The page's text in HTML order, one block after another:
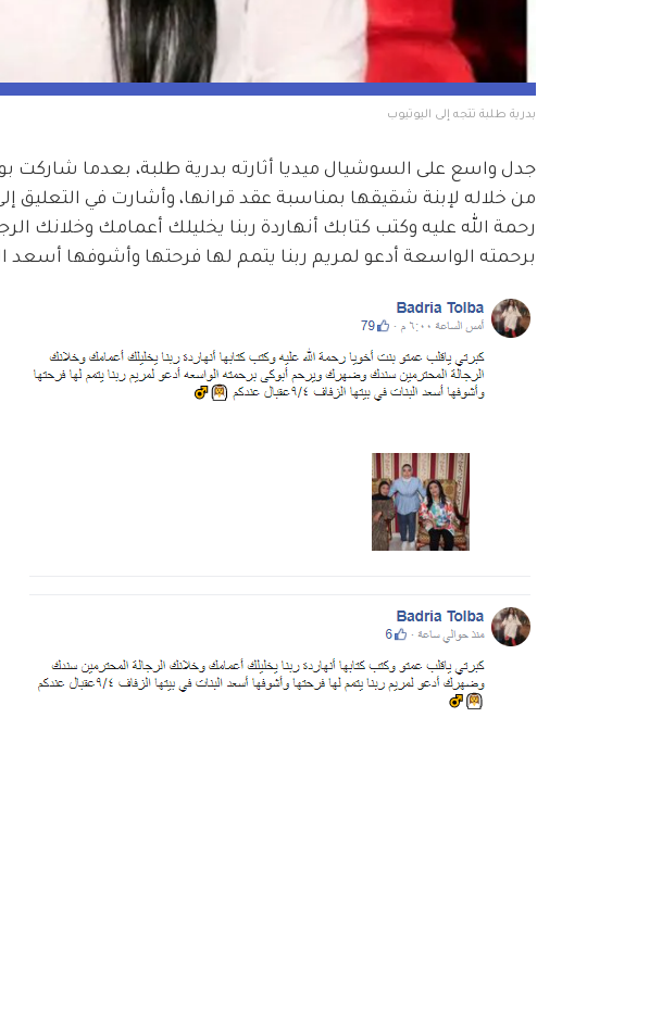
بدرية طلبة تتجه إلى اليوتيوب
جدل واسع على السوشيال ميديا أثارته بدرية طلبة، بعدما
من خلاله لإبنة شقيقها بمناسبة عقد قرانها، وأشارت في التعليق
رحمة الله عليه وكتب كتابك أنهاردة ربنا يخليلك أعمامك وخلانك
برحمته الواسعة أدعو لمريم ربنا يتمم لها فرحتها وأشوفها أسعد البنات في